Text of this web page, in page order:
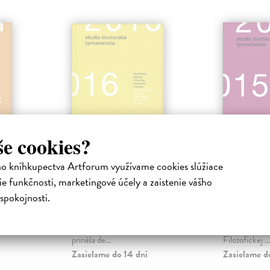
cookies?
kníhkupectva Artforum využívame cookies slúžiace
funkčnosti, marketingové účely a zaistenie vášho
Studia doctoralia
Tyrnaviensia 2016
Juríková Erika
| Kniha
prináša de...
Zasielame do 14 dní
Studia
Zborník
Filozofickej ...
Zasielame